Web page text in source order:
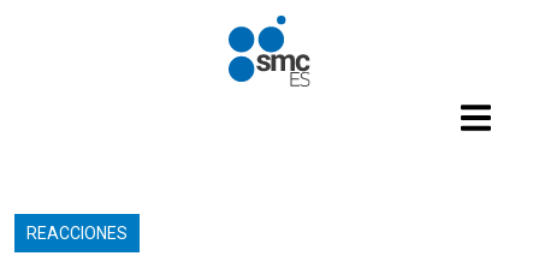
Pasar al contenido principal
REACCIONES